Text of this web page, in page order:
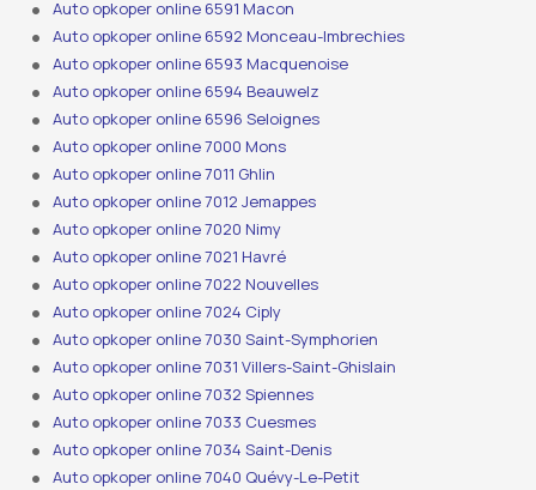
Auto opkoper online 6591 Macon
Auto opkoper online 6592 Monceau-Imbrechies
Auto opkoper online 6593 Macquenoise
Auto opkoper online 6594 Beauwelz
Auto opkoper online 6596 Seloignes
Auto opkoper online 7000 Mons
Auto opkoper online 7011 Ghlin
Auto opkoper online 7012 Jemappes
Auto opkoper online 7020 Nimy
Auto opkoper online 7021 Havré
Auto opkoper online 7022 Nouvelles
Auto opkoper online 7024 Ciply
Auto opkoper online 7030 Saint-Symphorien
Auto opkoper online 7031 Villers-Saint-Ghislain
Auto opkoper online 7032 Spiennes
Auto opkoper online 7033 Cuesmes
Auto opkoper online 7034 Saint-Denis
Auto opkoper online 7040 Quévy-Le-Petit